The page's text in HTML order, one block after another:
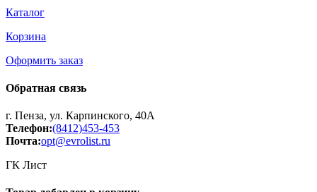
Каталог
Корзина
Оформить заказ
Обратная связь
г. Пенза, ул. Карпинского, 40А
Телефон:(8412)453-453
Почта:opt@evrolist.ru
ГК Лист